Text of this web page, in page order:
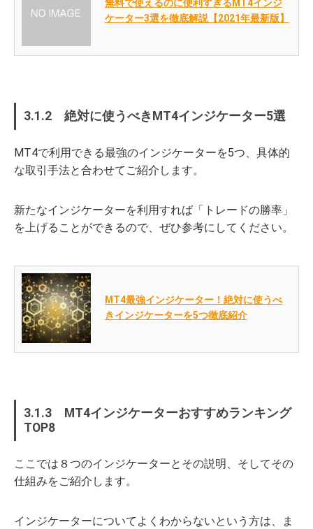
無料で使えるのに便利すぎるMT4インジ
ケーター3選を徹底解説【2021年最新版】
3.1.2 絶対に使うべきMT4インジケーター5選
MT4で利用できる最強のインジケーターを5つ、具体的
な取引手法と合わせてご紹介します。
新たなインジケーターを利用すれば「トレードの勝率」
を上げることができるので、ぜひ参考にしてください。
MT4最強インジケーター！絶対に使うべ
きインジケーターを5つ徹底紹介
3.1.3 MT4インジケーターおすすめランキング
TOP8
ここでは８つのインジケーターとその説明、そしてその
仕組みをご紹介します。
インジケーターについてよくわからないという方は、ま